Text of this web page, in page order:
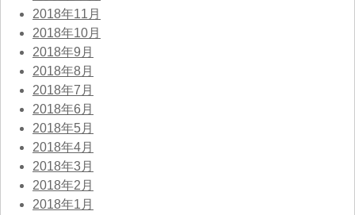
2018年11月
2018年10月
2018年9月
2018年8月
2018年7月
2018年6月
2018年5月
2018年4月
2018年3月
2018年2月
2018年1月